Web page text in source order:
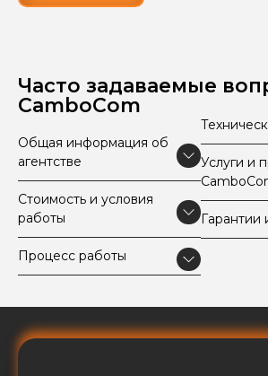
Часто задаваемые
CamboCom
Общая информация об
агентстве
Стоимость и условия
работы
Процесс работы
Услуги и